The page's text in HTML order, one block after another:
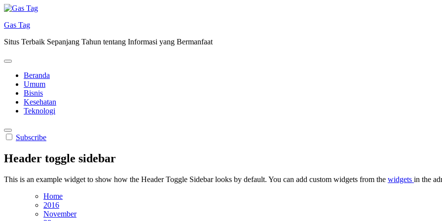
Skip
content
Gas Tag
Situs Terbaik Sepanjang Tahun tentang Informasi yang Bermanfaat
Beranda
Umum
Bisnis
Kesehatan
Teknologi
Subscribe
Header toggle sidebar
This is an example widget to show how the Header Toggle Sidebar looks by default. You can add custom widgets from the widgets in the
Home
2016
November